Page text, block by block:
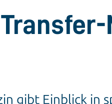
gibt Einblick in